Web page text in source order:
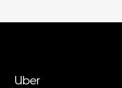
Uber